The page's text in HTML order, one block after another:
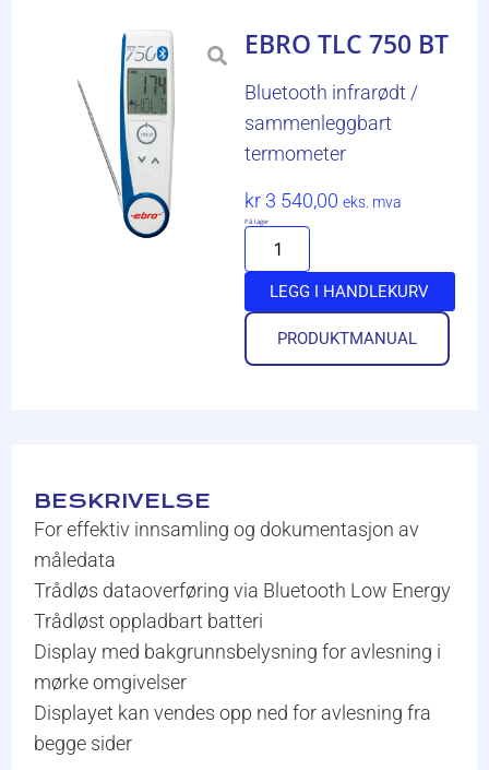
EBRO TLC 750 BT
Bluetooth infrarødt /
sammenleggbart
termometer
kr 3 540,00 eks. mva
På lager
LEGG I HANDLEKURV
PRODUKTMANUAL
BESKRIVELSE
For effektiv innsamling og dokumentasjon av
måledata
Trådløs dataoverføring via Bluetooth Low Energy
Trådløst oppladbart batteri
Display med bakgrunnsbelysning for avlesning i
mørke omgivelser
Displayet kan vendes opp ned for avlesning fra
begge sider